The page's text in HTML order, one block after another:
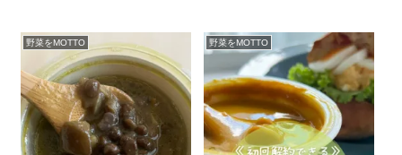
野菜をMOTTO 野菜をMOTTO